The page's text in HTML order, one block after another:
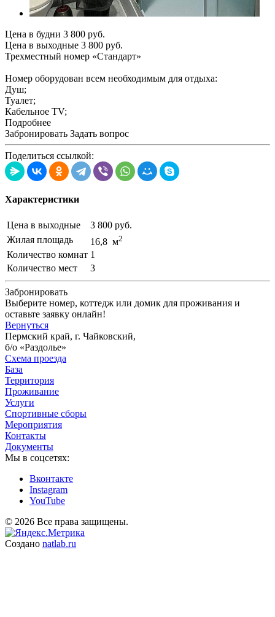
Цена в будни 3 800 руб.
Цена в выходные 3 800 руб.
Трехместный номер «Стандарт»
Номер оборудован всем необходимым для отдыха:
Душ;
Туалет;
Кабельное TV;
Подробнее
Забронировать Задать вопрос
Поделиться ссылкой:
Характеристики
Цена в выходные
3 800 руб.
Жилая площадь
16,8 м2
Количество комнат 1
Количество мест
3
Забронировать
Выберите номер, коттедж или домик для проживания и
оставьте заявку онлайн!
Вернуться
Пермский край, г. Чайковский,
б/о «Раздолье»
Схема проезда
База
Территория
Проживание
Услуги
Спортивные сборы
Мероприятия
Контакты
Документы
Мы в соцсетях:
Вконтакте
Instagram
YouTube
© 2026 Все права защищены.
Создано natlab.ru